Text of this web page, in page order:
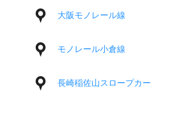
大阪モノレール線
モノレール小倉線
長崎稲佐山スロープカー